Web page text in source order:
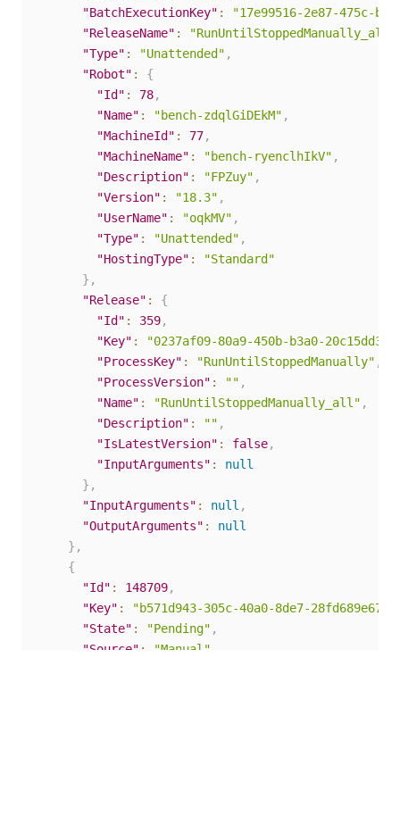
"BatchExecutionKey" :
"17e99516-2e87-475c-
"ReleaseName" : "RunUntilStoppedManually_all"
"Type" : "Unattended" ,
"Robot" :
{
"Id" : 78,
"Name" : "bench-zdqlGiDEkM" ,
"MachineId" : 77,
"MachineName" : "bench-ryenclhIkV" ,
"Description" : "FPZuy" ,
"Version" : "18.3" ,
"UserName" : "oqkMV" ,
"Type" : "Unattended" ,
"HostingType" :
"Standard"
} ,
"Release" :
{
"Id" : 359,
"Key" :
"0237af09-80a9-450b-b3a0-
"ProcessKey" : "RunUntilStoppedManually" ,
"ProcessVersion" : "" ,
"Name" : "RunUntilStoppedManually_all" ,
"Description" : "" ,
"IsLatestVersion" : false,
"InputArguments" :
null
} ,
"InputArguments" : null ,
"OutputArguments" :
null
} ,
{
"Id" : 148709,
"Key" :
"b571d943-305c-40a0-8de7-
"State" : "Pending" ,
"Source" : "Manual"